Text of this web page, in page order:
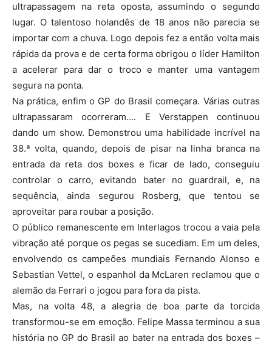
ultrapassagem na reta oposta, assumindo o segundo
lugar. O talentoso holandês de 18 anos não parecia se
importar com a chuva. Logo depois fez a então volta mais
rápida da prova e de certa forma obrigou o líder Hamilton
a acelerar para dar o troco e manter uma vantagem
segura na ponta.
Na prática, enfim o GP do Brasil começara. Várias outras
ultrapassaram ocorreram…. E Verstappen continuou
dando um show. Demonstrou uma habilidade incrível na
38.ª volta, quando, depois de pisar na linha branca na
entrada da reta dos boxes e ficar de lado, conseguiu
controlar o carro, evitando bater no guardrail, e, na
sequência, ainda segurou Rosberg, que tentou se
aproveitar para roubar a posição.
O público remanescente em Interlagos trocou a vaia pela
vibração até porque os pegas se sucediam. Em um deles,
envolvendo os campeões mundiais Fernando Alonso e
Sebastian Vettel, o espanhol da McLaren reclamou que o
alemão da Ferrari o jogou para fora da pista.
Mas, na volta 48, a alegria de boa parte da torcida
transformou-se em emoção. Felipe Massa terminou a sua
história no GP do Brasil ao bater na entrada dos boxes –